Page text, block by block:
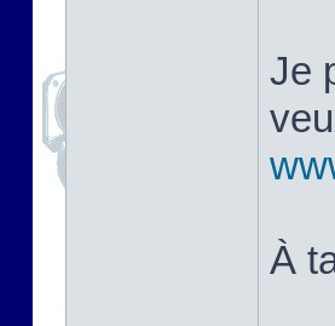
Je
À